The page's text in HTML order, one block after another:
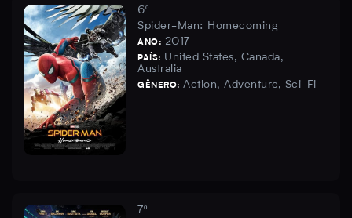
6º
Spider-Man: Homecoming
ANO: 2017
PAÍS: United States, Canada,
Australia
GÊNERO: Action, Adventure, Sci-Fi
7º